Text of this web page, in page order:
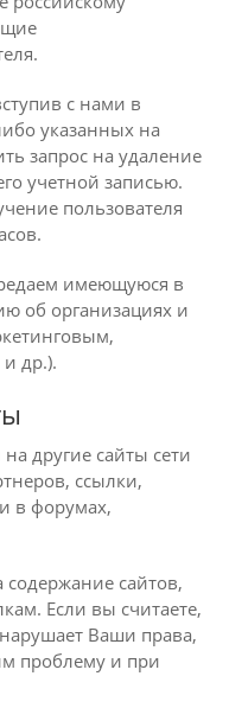
с нами в
указанных на
запрос на удаление
учетной записью.
пользователя
имеющуюся в
об организациях и
др.).
другие сайты сети
ссылки,
в форумах,
сайтов,
Если вы считаете,
Ваши права,
проблему и при